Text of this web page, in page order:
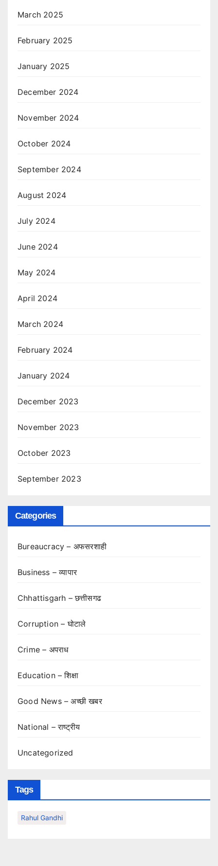
March 2025
February 2025
January 2025
December 2024
November 2024
October 2024
September 2024
August 2024
July 2024
June 2024
May 2024
April 2024
March 2024
February 2024
January 2024
December 2023
November 2023
October 2023
September 2023
Categories
Bureaucracy – अफसरशाही
Business – व्यापार
Chhattisgarh – छत्तीसगढ
Corruption – घोटाले
Crime – अपराध
Education – शिक्षा
Good News – अच्छी खबर
National – राष्ट्रीय
Uncategorized
Tags
Rahul Gandhi